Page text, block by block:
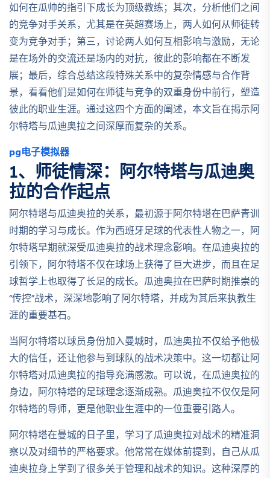
如何在瓜帅的指引下成长为顶级教练；其次，分析他们之间
的竞争对手关系，尤其是在英超赛场上，两人如何从师徒转
变为竞争对手；第三，讨论两人如何互相影响与激励，无论
是在场外的交流还是场内的对抗，彼此的影响都在不断发
展；最后，综合总结这段特殊关系中的复杂情感与合作背
景，看看他们是如何在师徒与竞争的双重身份中前行，塑造
彼此的职业生涯。通过这四个方面的阐述，本文旨在揭示阿
尔特塔与瓜迪奥拉之间深厚而复杂的关系。
pg电子模拟器
1、师徒情深：阿尔特塔与瓜迪奥
拉的合作起点
阿尔特塔与瓜迪奥拉的关系，最初源于阿尔特塔在巴萨青训
时期的学习与成长。作为西班牙足球的代表性人物之一，阿
尔特塔早期就深受瓜迪奥拉的战术理念影响。在瓜迪奥拉的
引领下，阿尔特塔不仅在球场上获得了巨大进步，而且在足
球哲学上也取得了长足的成长。瓜迪奥拉在巴萨时期推崇的
“传控”战术，深深地影响了阿尔特塔，并成为其后来执教生
涯的重要基石。
当阿尔特塔以球员身份加入曼城时，瓜迪奥拉不仅给予他极
大的信任，还让他参与到球队的战术决策中。这一切都让阿
尔特塔对瓜迪奥拉的指导充满感激。可以说，在瓜迪奥拉的
身边，阿尔特塔的足球理念逐渐成熟。瓜迪奥拉不仅仅是阿
尔特塔的导师，更是他职业生涯中的一位重要引路人。
阿尔特塔在曼城的日子里，学习了瓜迪奥拉对战术的精准洞
察以及对细节的严格要求。他常常在媒体前提到，自己从瓜
迪奥拉身上学到了很多关于管理和战术的知识。这种深厚的